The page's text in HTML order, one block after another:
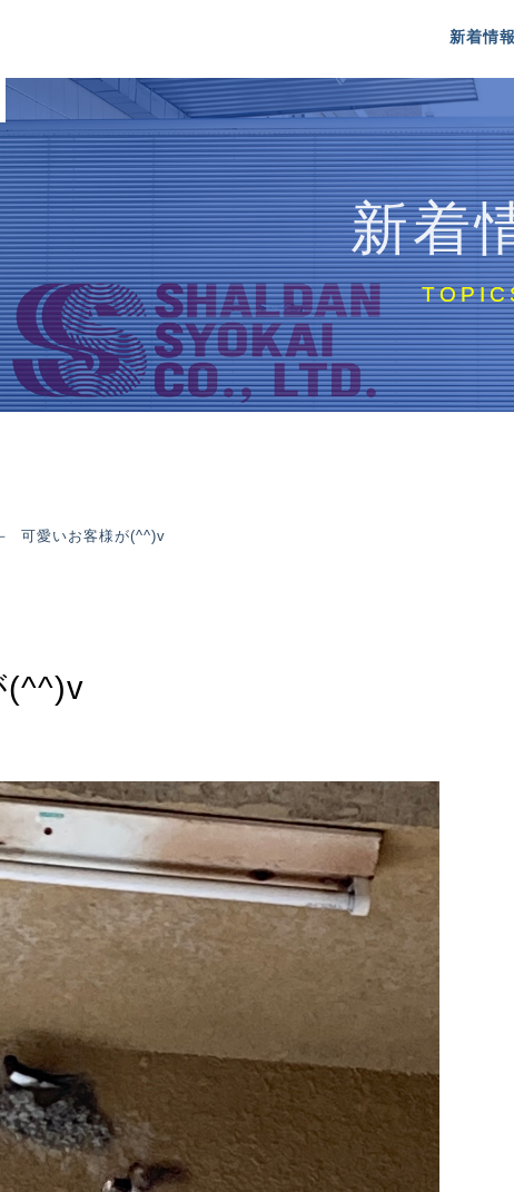
新着情報
OA機器配送
OFFICE
医療機
大型家具配送
FURNITURE
特殊
数字でわかるシャルダン商会
COMPANY INFO
シャ
配送設備
EQUIPMENT
リク
新着
可愛いお客様が(^^)v
(^^)v